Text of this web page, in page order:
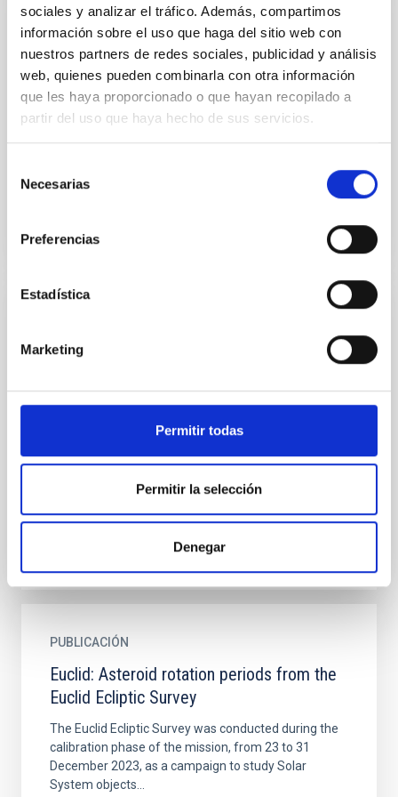
sociales y analizar el tráfico. Además, compartimos
información sobre el uso que haga del sitio web con
nuestros partners de redes sociales, publicidad y análisis
web, quienes pueden combinarla con otra información
que les haya proporcionado o que hayan recopilado a
partir del uso que haya hecho de sus servicios.
Necesarias
Preferencias
Estadística
Marketing
Permitir todas
Permitir la selección
Denegar
PUBLICACIÓN
CARMENES input catalogue of M dwarfs:
IX. Multiplicity from close spectroscopic
binaries to ultra-wide systems
Context. Multiplicity studies greatly benefit from
focusing on M dwarfs because they are often paired
Dozens of virtual impactor orbits
DECam data mining project
Context. Massive data mining of image archives
great opportunity for orbital amelioration of poorly
PUBLICACIÓN
Euclid: Asteroid rotation periods from the
Euclid Ecliptic Survey
The Euclid Ecliptic Survey was conducted during the
calibration phase of the mission, from 23 to 31
December 2023, as a campaign to study Solar
System objects...